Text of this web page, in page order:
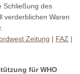
Schließung des
verderblichen Waren
Zeitung | FAZ |
für WHO